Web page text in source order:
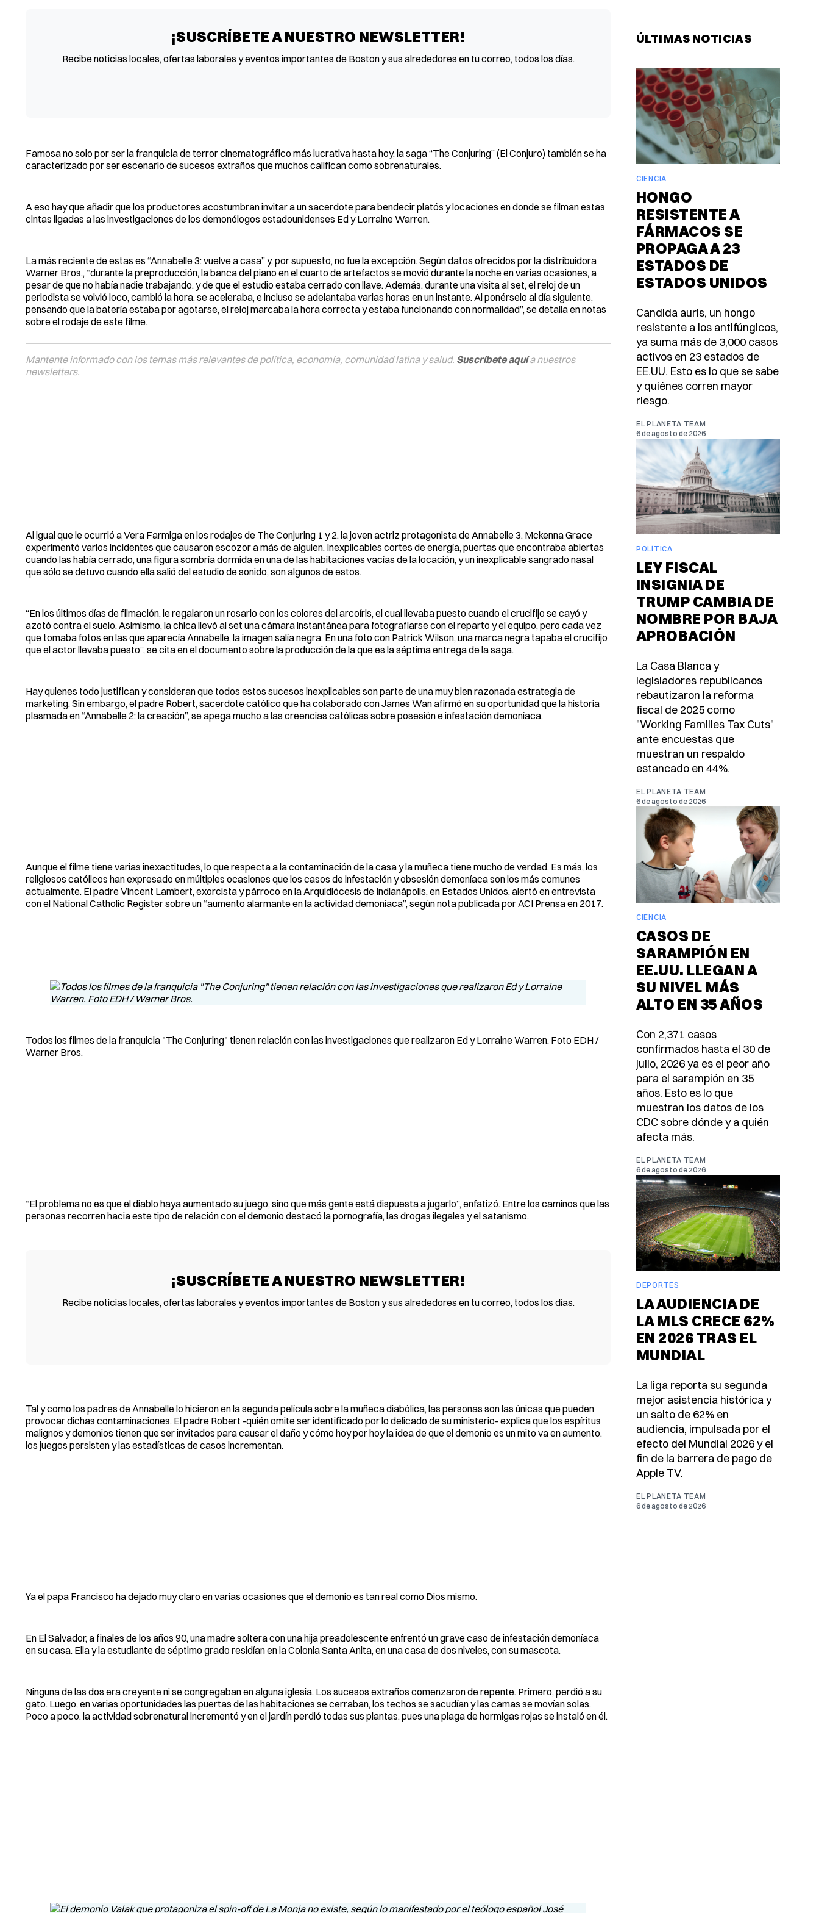
¡SUSCRÍBETE A NUESTRO NEWSLETTER!
Recibe noticias locales, ofertas laborales y eventos importantes de Boston y sus alrededores en tu correo, todos los días.
Famosa no solo por ser la franquicia de terror cinematográfico más lucrativa hasta hoy, la saga “The Conjuring” (El Conjuro) también se ha
caracterizado por ser escenario de sucesos extraños que muchos califican como sobrenaturales.
A eso hay que añadir que los productores acostumbran invitar a un sacerdote para bendecir platós y locaciones en donde se filman estas
cintas ligadas a las investigaciones de los demonólogos estadounidenses Ed y Lorraine Warren.
La más reciente de estas es “Annabelle 3: vuelve a casa” y, por supuesto, no fue la excepción. Según datos ofrecidos por la distribuidora
Warner Bros., “durante la preproducción, la banca del piano en el cuarto de artefactos se movió durante la noche en varias ocasiones, a
pesar de que no había nadie trabajando, y de que el estudio estaba cerrado con llave. Además, durante una visita al set, el reloj de un
periodista se volvió loco, cambió la hora, se aceleraba, e incluso se adelantaba varias horas en un instante. Al ponérselo al día siguiente,
pensando que la batería estaba por agotarse, el reloj marcaba la hora correcta y estaba funcionando con normalidad”, se detalla en notas
sobre el rodaje de este filme.
Mantente informado con los temas más relevantes de política, economía, comunidad latina y salud. Suscríbete aquía nuestros
newsletters.
Al igual que le ocurrió a Vera Farmiga en los rodajes de The Conjuring 1 y 2, la joven actriz protagonista de Annabelle 3, Mckenna Grace
experimentó varios incidentes que causaron escozor a más de alguien. Inexplicables cortes de energía, puertas que encontraba abiertas
cuando las había cerrado, una figura sombría dormida en una de las habitaciones vacías de la locación, y un inexplicable sangrado nasal
que sólo se detuvo cuando ella salió del estudio de sonido, son algunos de estos.
“En los últimos días de filmación, le regalaron un rosario con los colores del arcoíris, el cual llevaba puesto cuando el crucifijo se cayó y
azotó contra el suelo. Asimismo, la chica llevó al set una cámara instantánea para fotografiarse con el reparto y el equipo, pero cada vez
que tomaba fotos en las que aparecía Annabelle, la imagen salía negra. En una foto con Patrick Wilson, una marca negra tapaba el crucifijo
que el actor llevaba puesto”, se cita en el documento sobre la producción de la que es la séptima entrega de la saga.
Hay quienes todo justifican y consideran que todos estos sucesos inexplicables son parte de una muy bien razonada estrategia de
marketing. Sin embargo, el padre Robert, sacerdote católico que ha colaborado con James Wan afirmó en su oportunidad que la historia
plasmada en “Annabelle 2: la creación”, se apega mucho a las creencias católicas sobre posesión e infestación demoníaca.
Aunque el filme tiene varias inexactitudes, lo que respecta a la contaminación de la casa y la muñeca tiene mucho de verdad. Es más, los
religiosos católicos han expresado en múltiples ocasiones que los casos de infestación y obsesión demoníaca son los más comunes
actualmente. El padre Vincent Lambert, exorcista y párroco en la Arquidiócesis de Indianápolis, en Estados Unidos, alertó en entrevista
con el National Catholic Register sobre un “aumento alarmante en la actividad demoníaca”, según nota publicada por ACI Prensa en 2017.
Todos los filmes de la franquicia "The Conjuring" tienen relación con las investigaciones que realizaron Ed y Lorraine Warren. Foto EDH /
Warner Bros.
“El problema no es que el diablo haya aumentado su juego, sino que más gente está dispuesta a jugarlo”, enfatizó. Entre los caminos que las
personas recorren hacia este tipo de relación con el demonio destacó la pornografía, las drogas ilegales y el satanismo.
¡SUSCRÍBETE A NUESTRO NEWSLETTER!
Recibe noticias locales, ofertas laborales y eventos importantes de Boston y sus alrededores en tu correo, todos los días.
Tal y como los padres de Annabelle lo hicieron en la segunda película sobre la muñeca diabólica, las personas son las únicas que pueden
provocar dichas contaminaciones. El padre Robert -quién omite ser identificado por lo delicado de su ministerio- explica que los espíritus
malignos y demonios tienen que ser invitados para causar el daño y cómo hoy por hoy la idea de que el demonio es un mito va en aumento,
los juegos persisten y las estadísticas de casos incrementan.
Ya el papa Francisco ha dejado muy claro en varias ocasiones que el demonio es tan real como Dios mismo.
En El Salvador, a finales de los años 90, una madre soltera con una hija preadolescente enfrentó un grave caso de infestación demoníaca
en su casa. Ella y la estudiante de séptimo grado residían en la Colonia Santa Anita, en una casa de dos niveles, con su mascota.
Ninguna de las dos era creyente ni se congregaban en alguna iglesia. Los sucesos extraños comenzaron de repente. Primero, perdió a su
gato. Luego, en varias oportunidades las puertas de las habitaciones se cerraban, los techos se sacudían y las camas se movían solas.
Poco a poco, la actividad sobrenatural incrementó y en el jardín perdió todas sus plantas, pues una plaga de hormigas rojas se instaló en él.
ÚLTIMAS NOTICIAS
CIENCIA
HONGO
RESISTENTE A
FÁRMACOS SE
PROPAGA A 23
ESTADOS DE
ESTADOS UNIDOS
Candida auris, un hongo
resistente a los antifúngicos,
ya suma más de 3,000 casos
activos en 23 estados de
EE.UU. Esto es lo que se sabe
y quiénes corren mayor
riesgo.
EL PLANETA TEAM
6 de agosto de 2026
POLÍTICA
LEY FISCAL
INSIGNIA DE
TRUMP CAMBIA DE
NOMBRE POR BAJA
APROBACIÓN
La Casa Blanca y
legisladores republicanos
rebautizaron la reforma
fiscal de 2025 como
"Working Families Tax Cuts"
ante encuestas que
muestran un respaldo
estancado en 44%.
EL PLANETA TEAM
6 de agosto de 2026
CIENCIA
CASOS DE
SARAMPIÓN EN
EE.UU. LLEGAN A
SU NIVEL MÁS
ALTO EN 35 AÑOS
Con 2,371 casos
confirmados hasta el 30 de
julio, 2026 ya es el peor año
para el sarampión en 35
años. Esto es lo que
muestran los datos de los
CDC sobre dónde y a quién
afecta más.
EL PLANETA TEAM
6 de agosto de 2026
DEPORTES
LA AUDIENCIA DE
LA MLS CRECE 62%
EN 2026 TRAS EL
MUNDIAL
La liga reporta su segunda
mejor asistencia histórica y
un salto de 62% en
audiencia, impulsada por el
efecto del Mundial 2026 y el
fin de la barrera de pago de
Apple TV.
EL PLANETA TEAM
6 de agosto de 2026